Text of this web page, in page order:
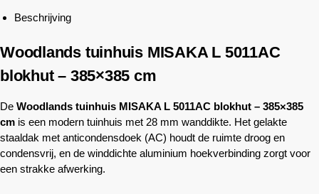
Beschrijving
Woodlands tuinhuis MISAKA L 5011AC
blokhut – 385×385 cm
De Woodlands tuinhuis MISAKA L 5011AC blokhut – 385×385
cm is een modern tuinhuis met 28 mm wanddikte. Het gelakte
staaldak met anticondensdoek (AC) houdt de ruimte droog en
condensvrij, en de winddichte aluminium hoekverbinding zorgt voor
een strakke afwerking.